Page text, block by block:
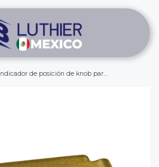
Indicador de posición de knob para les paul. color: gold